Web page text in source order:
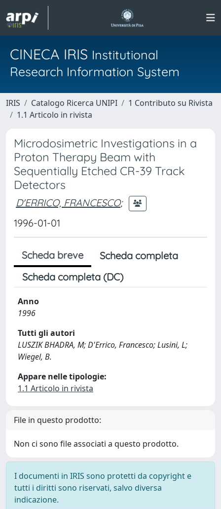
CINECA IRIS Institutional
Research Information System
IRIS Catalogo Ricerca UNIPI
1 Contributo su Rivista
1.1 Articolo in rivista
Microdosimetric Investigations in a
Proton Therapy Beam with
Sequentially Etched CR-39 Track
Detectors
D'ERRICO, FRANCESCO;
1996-01-01
Scheda breve
Scheda completa
Scheda completa (DC)
Anno
1996
Tutti gli autori
LUSZIK BHADRA, M; D'Errico, Francesco; Lusini, L;
Wiegel, B.
Appare nelle tipologie:
1.1 Articolo in rivista
File in questo prodotto:
Non ci sono file associati a questo prodotto.
I documenti in IRIS sono protetti da copyright e
tutti i diritti sono riservati, salvo diversa
indicazione.